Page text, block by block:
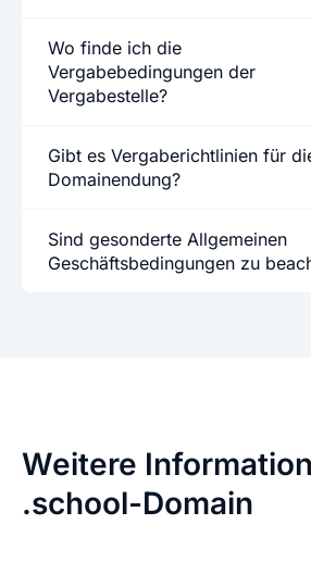
Wo finde ich die
Vergabebedingungen der
Vergabestelle?
Gibt es Vergaberichtlinien für
Domainendung?
Sind gesonderte Allgemeinen
Geschäftsbedingungen zu
Weitere
.school-Domain